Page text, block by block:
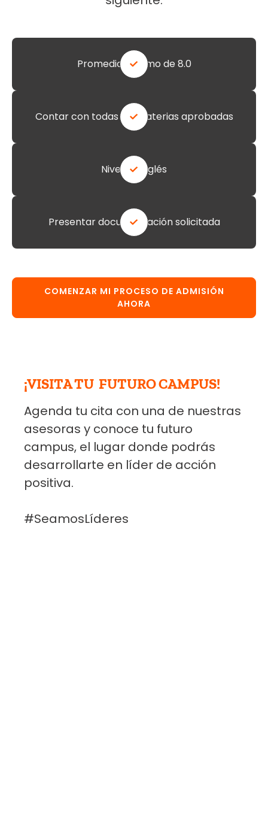
Promedio mínimo de 8.0
Contar con todas las materias aprobadas
Nivel de inglés
Presentar documentación solicitada
COMENZAR MI PROCESO DE ADMISIÓN
AHORA
¡VISITA TU FUTURO CAMPUS!
Agenda tu cita con una de nuestras
asesoras y conoce tu futuro
campus, el lugar donde podrás
desarrollarte en líder de acción
positiva.
#SeamosLíderes